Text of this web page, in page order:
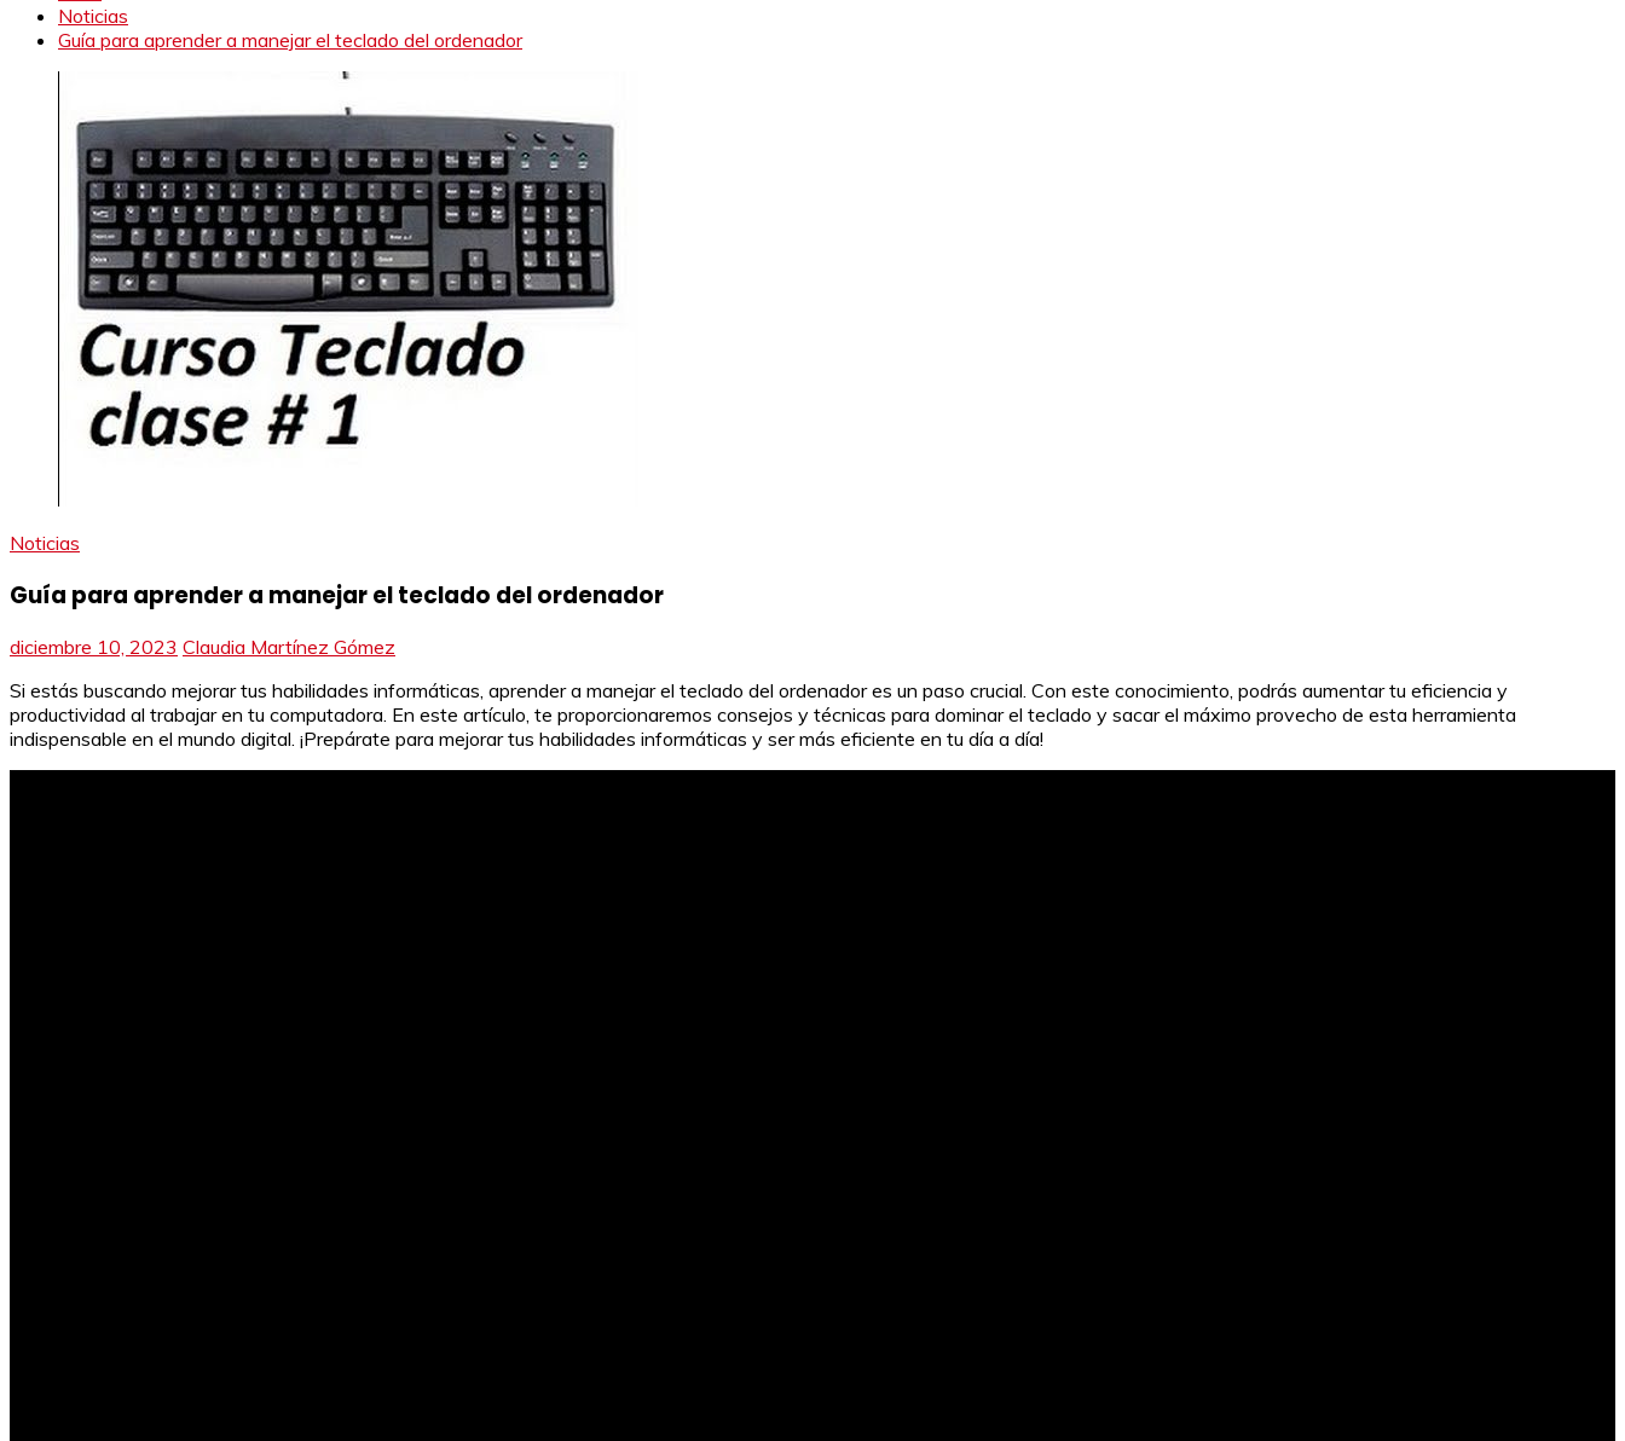
Noticias
Guía para aprender a manejar el teclado del ordenador
Noticias
Guía para aprender a manejar el teclado del ordenador
diciembre 10, 2023 Claudia Martínez Gómez
Si estás buscando mejorar tus habilidades informáticas, aprender a manejar el teclado del ordenador es un paso crucial. Con este conocimiento, podrás aumentar tu eficiencia y
productividad al trabajar en tu computadora. En este artículo, te proporcionaremos consejos y técnicas para dominar el teclado y sacar el máximo provecho de esta herramienta
indispensable en el mundo digital. ¡Prepárate para mejorar tus habilidades informáticas y ser más eficiente en tu día a día!